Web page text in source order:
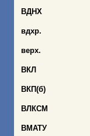
ВДНХ
вдхр.
верх.
ВКЛ
ВКП(б)
ВЛКСМ
ВМАТУ